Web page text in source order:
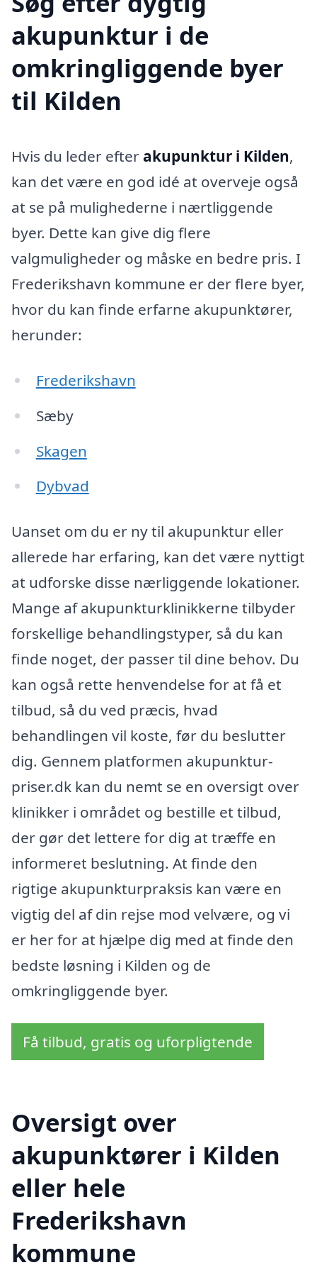
akupunktur i de
omkringliggende byer
til Kilden
Hvis du leder efter akupunktur i Kilden,
kan det være en god idé at overveje også
at se på mulighederne i nærtliggende
byer. Dette kan give dig flere
valgmuligheder og måske en bedre pris. I
Frederikshavn kommune er der flere byer,
hvor du kan finde erfarne akupunktører,
herunder:
Frederikshavn
Sæby
Skagen
Dybvad
Uanset om du er ny til akupunktur eller
allerede har erfaring, kan det være nyttigt
at udforske disse nærliggende lokationer.
Mange af akupunkturklinikkerne tilbyder
forskellige behandlingstyper, så du kan
finde noget, der passer til dine behov. Du
kan også rette henvendelse for at få et
tilbud, så du ved præcis, hvad
behandlingen vil koste, før du beslutter
dig. Gennem platformen akupunktur-
priser.dk kan du nemt se en oversigt over
klinikker i området og bestille et tilbud,
der gør det lettere for dig at træffe en
informeret beslutning. At finde den
rigtige akupunkturpraksis kan være en
vigtig del af din rejse mod velvære, og vi
er her for at hjælpe dig med at finde den
bedste løsning i Kilden og de
omkringliggende byer.
Få tilbud, gratis og uforpligtende
Oversigt over
akupunktører i Kilden
eller hele
Frederikshavn
kommune